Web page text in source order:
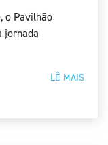
o Pavilhão
jornada
LÊ MAIS